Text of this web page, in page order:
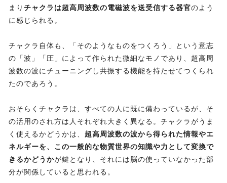
まり チャクラは超高周波数の電磁波を送受信する器官のよう
に感じられる。
チャクラ自体も、「そのようなものをつくろう」という意志
の「波」「圧」によって作られた微細なモノであり、超高周
波数の波にチューニングし共振する機能を持たせてつくられ
たのであろう。
おそらくチャクラは、すべての人に既に備わっているが、そ
の活用のされ方は人それぞれ大きく異なる。チャクラがうま
く使えるかどうかは、 超高周波数の波から得られた情報やエ
ネルギーを、この一般的な物質世界の知識や力として変換で
きるかどうかが鍵となり、それには脳の使っていなかった部
分が関係していると思われる。